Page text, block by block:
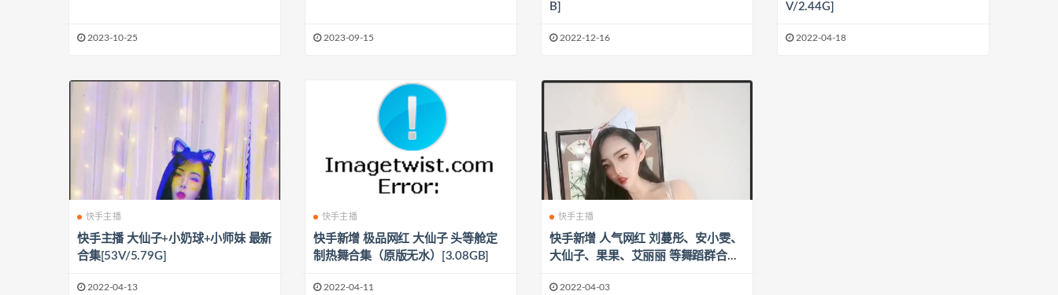
2023-10-25 2023-09-15
B]
2022-12-16
V/2.44G]
2022-04-18
快手主播
快手主播 大仙子+小奶球+小师妹 最新
合集[53V/5.79G]
2022-04-13
快手主播
快手新增 极品网红 大仙子 头等舱定
制热舞合集（原版无水）[3.08GB]
2022-04-11
快手主播
快手新增 人气网红 刘蔓彤、安小雯、
大仙子、果果、艾丽丽 等舞蹈群合集
2022-04-03